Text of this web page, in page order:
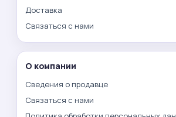
Доставка
Связаться с нами
О компании
Сведения о продавце
Связаться с нами